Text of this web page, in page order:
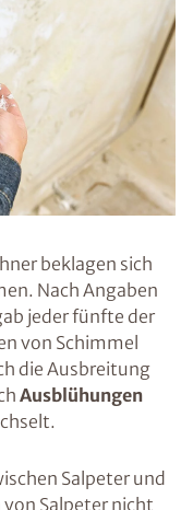
beklagen sich
Nach Angaben
jeder fünfte der
von Schimmel
die Ausbreitung
Ausblühungen
Salpeter und
Salpeter nicht